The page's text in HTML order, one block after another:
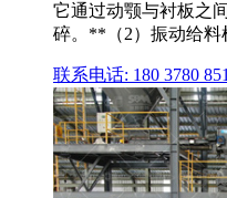
它通过动颚与衬板之
碎。**（2）振动给料
联系电话: 180 3780